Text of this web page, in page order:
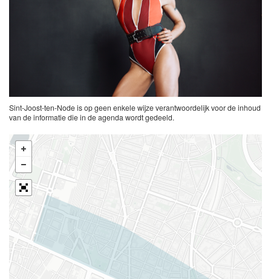
Sint-Joost-ten-Node is op geen enkele wijze verantwoordelijk voor de inhoud
van de informatie die in de agenda wordt gedeeld.